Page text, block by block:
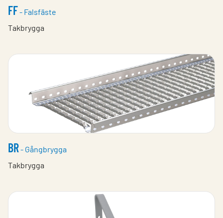
FF- Falsfäste
Takbrygga
BR- Gångbrygga
Takbrygga